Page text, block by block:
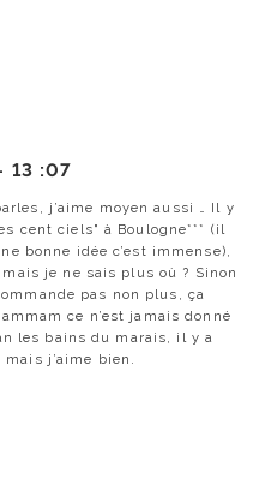
13 :07
j’aime moyen aussi … Il y
cent ciels" à Boulogne*** (il
bonne idée c’est immense),
je ne sais plus où ? Sinon
pas non plus, ça
ce n’est jamais donné
les bains du marais, il y a
j’aime bien.